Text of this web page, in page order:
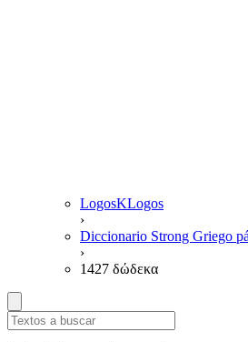
LogosKLogos
›
Diccionario Strong Griego
›
1427 δώδεκα